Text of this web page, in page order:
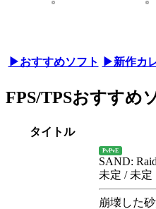
▶おすすめソフト ▶新作カ
FPS/TPSおすすめ
タイトル
PvPvE
SAND:
未定 / 未定
崩壊した